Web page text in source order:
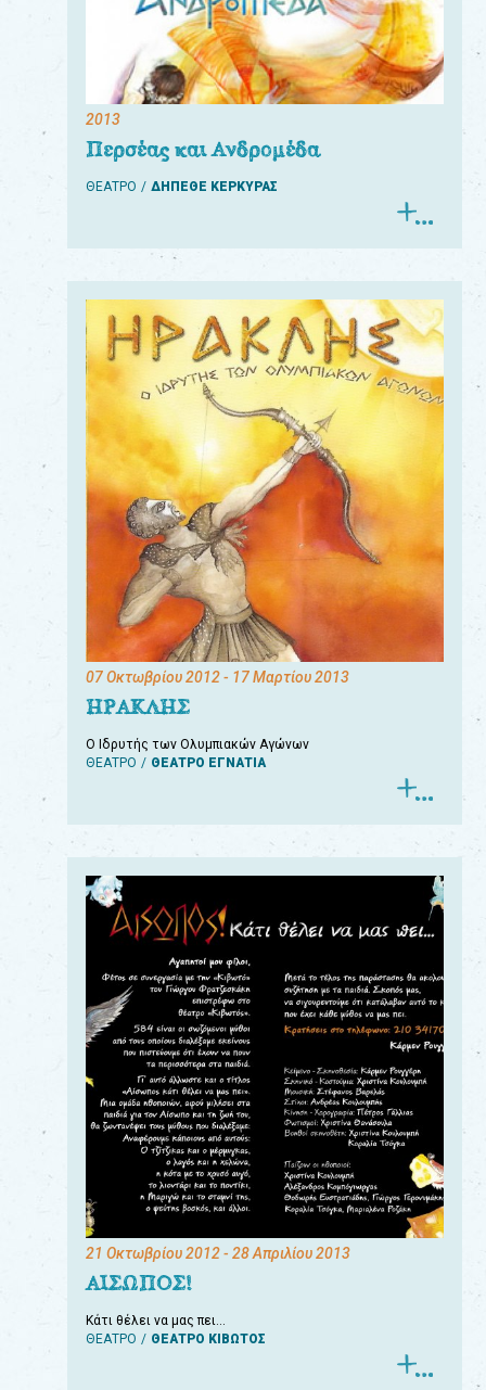
2013
Περσέας και Ανδρομέδα
ΘΕΑΤΡΟ ΔΗΠΕΘΕ ΚΕΡΚΥΡΑΣ
07 Οκτωβρίου 2012- 17 Μαρτίου 2013
ΗΡΑΚΛΗΣ
Ο Ιδρυτής των Ολυμπιακών Αγώνων
ΘΕΑΤΡΟ
ΘΕΑΤΡΟ ΕΓΝΑΤΙΑ
21 Οκτωβρίου 2012- 28 Απριλίου 2013
ΑΙΣΩΠΟΣ!
Κάτι θέλει να μας πει…
ΘΕΑΤΡΟ
ΘΕΑΤΡΟ ΚΙΒΩΤΟΣ